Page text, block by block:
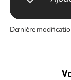
Dernière